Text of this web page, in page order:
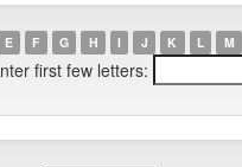
E F G H I J K L M
first few letters: